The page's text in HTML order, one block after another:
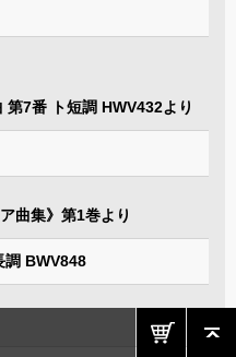
7番 ト短調 HWV432より
曲集》第1巻より
調 BWV848